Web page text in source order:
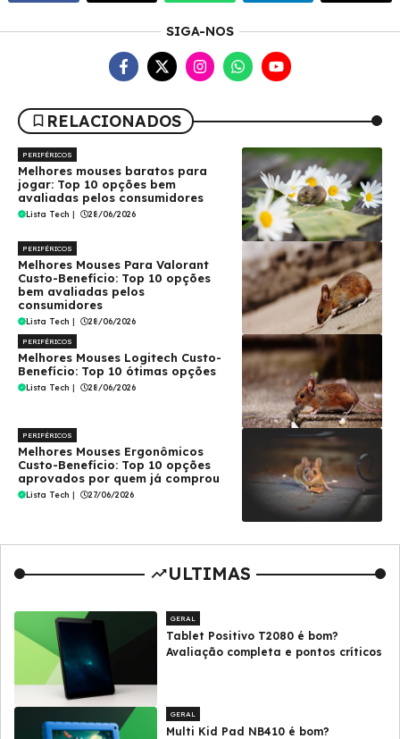
SIGA-NOS
RELACIONADOS
PERIFÉRICOS
Melhores mouses baratos para
jogar: Top 10 opções bem
avaliadas pelos consumidores
Lista Tech | 28/06/2026
PERIFÉRICOS
Melhores Mouses Para Valorant
Custo-Benefício: Top 10 opções
bem avaliadas pelos
consumidores
Lista Tech | 28/06/2026
PERIFÉRICOS
Melhores Mouses Logitech Custo-
Benefício: Top 10 ótimas opções
Lista Tech | 28/06/2026
PERIFÉRICOS
Melhores Mouses Ergonômicos
Custo-Benefício: Top 10 opções
aprovados por quem já comprou
Lista Tech | 27/06/2026
ULTIMAS
GERAL
Tablet Positivo T2080 é bom?
Avaliação completa e pontos críticos
GERAL
Multi Kid Pad NB410 é bom?